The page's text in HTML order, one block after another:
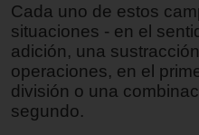
Cada uno de estos
situaciones - en el
adición, una
operaciones, en el
división o una
segundo.